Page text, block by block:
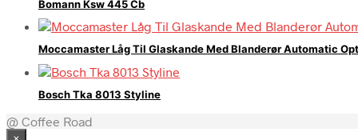
Bomann Ksw 445 Cb
Moccamaster Låg Til Glaskande Med Blanderør Automatic
Bosch Tka 8013 Styline
@ Coffee Road
×